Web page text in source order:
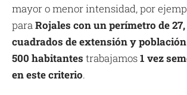
mayor o menor intensidad, por
paraRojales con un perímetro de
cuadrados de extensión y
500 habitantes trabajamos1 vez
en este criterio.